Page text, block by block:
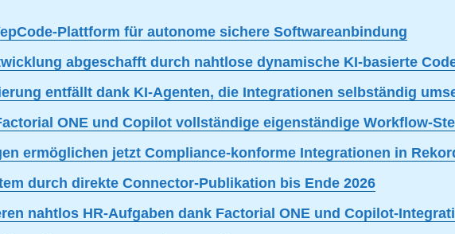
Plattform für autonome sichere Softwareanbindung
abgeschafft durch nahtlose dynamische KI-basierte
entfällt dank KI-Agenten, die Integrationen selbständig
ONE und Copilot vollständige eigenständige Workflow-
ermöglichen jetzt Compliance-konforme Integrationen in
durch direkte Connector-Publikation bis Ende 2026
nahtlos HR-Aufgaben dank Factorial ONE und Copilot-